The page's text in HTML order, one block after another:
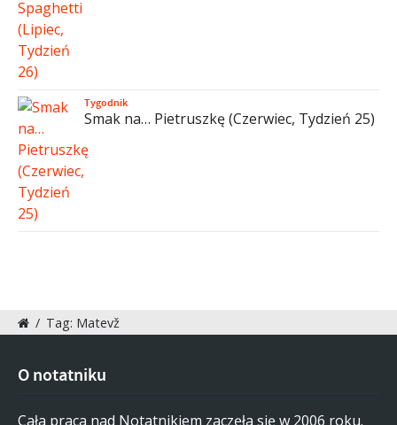
Tygodnik
Smak na… Pietruszkę (Czerwiec, Tydzień 25)
/ Tag: Matevž
O notatniku
Cała praca nad Notatnikiem zaczęła się w 2006 roku.